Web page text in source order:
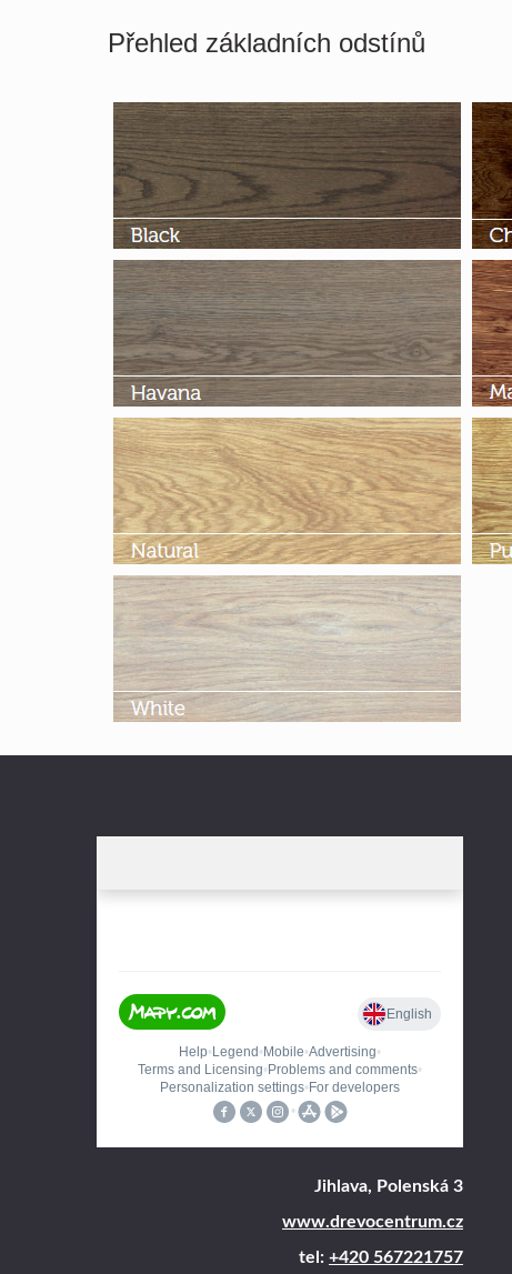
Přehled základních odstínů
Jihlava, Polenská 3
www.drevocentrum.cz
tel: +420 567221757